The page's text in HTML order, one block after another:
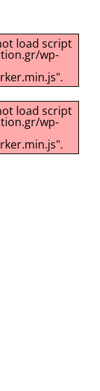
load script
wp-
load script
wp-